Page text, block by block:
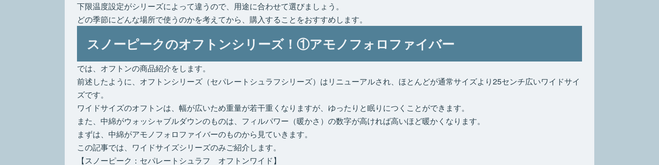
下限温度設定がシリーズによって違うので、用途に合わせて選びましょう。
どの季節にどんな場所で使うのかを考えてから、購入することをおすすめします。
スノーピークのオフトンシリーズ！①アモノフォロファイバー
では、オフトンの商品紹介をします。
前述したように、オフトンシリーズ（セパレートシュラフシリーズ）はリニューアルされ、ほとんどが通常サイズより25センチ広いワイドサイ
ズです。
ワイドサイズのオフトンは、幅が広いため重量が若干重くなりますが、ゆったりと眠りにつくことができます。
また、中綿がウォッシャブルダウンのものは、フィルパワー（暖かさ）の数字が高ければ高いほど暖かくなります。
まずは、中綿がアモノフォロファイバーのものから見ていきます。
この記事では、ワイドサイズシリーズのみご紹介します。
【スノーピーク：セパレートシュラフ オフトンワイド】